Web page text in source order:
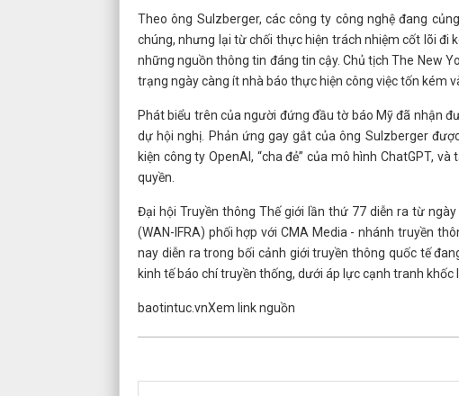
Theo ông Sulzberger, các công ty công nghệ đang
chúng, nhưng lại từ chối thực hiện trách nhiệm cốt lõi đi
những nguồn thông tin đáng tin cậy. Chủ tịch The New
trạng ngày càng ít nhà báo thực hiện công việc tốn kém
Phát biểu trên của người đứng đầu tờ báo Mỹ đã nhận
dự hội nghị. Phản ứng gay gắt của ông Sulzberger
kiện công ty OpenAI, “cha đẻ” của mô hình ChatGPT,
quyền.
Đại hội Truyền thông Thế giới lần thứ 77 diễn ra từ
(WAN-IFRA) phối hợp với CMA Media - nhánh truyền
nay diễn ra trong bối cảnh giới truyền thông quốc tế
kinh tế báo chí truyền thống, dưới áp lực cạnh tranh
baotintuc.vnXem link nguồn